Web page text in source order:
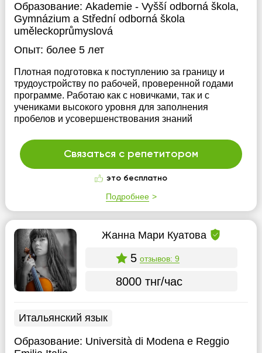
Образование: Akademie - Vyšší odborná škola,
Gymnázium a Střední odborná škola
uměleckoprůmyslová
Опыт: более 5 лет
Плотная подготовка к поступлению за границу и
трудоустройству по рабочей, проверенной годами
программе. Работаю как с новичками, так и с
учениками высокого уровня для заполнения
пробелов и усовершенствования знаний
Связаться с репетитором
это бесплатно
Подробнее
Жанна Мари Куатова
5 отзывов: 9
8000 тнг/час
Итальянский язык
Образование: Università di Modena e Reggio